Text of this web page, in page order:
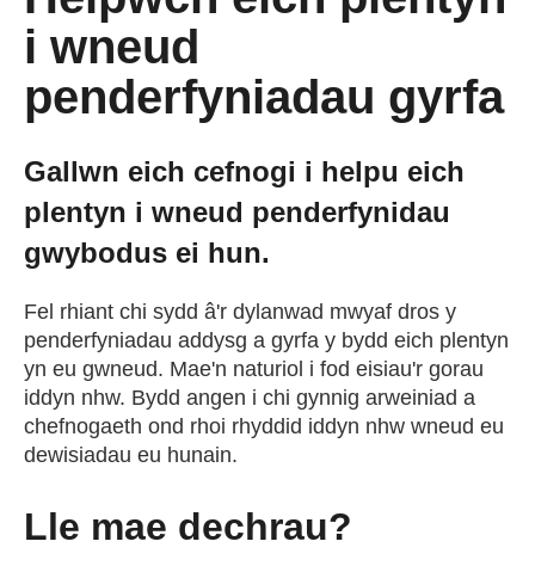
Cyrsiau a Hyfforddiant
Prentisiaethau
Newyddion
Amdanom ni
Gweithio i ni
i wneud
penderfyniadau gyrfa
Gallwn eich cefnogi i helpu eich
plentyn i wneud penderfynidau
gwybodus ei hun.
Fel rhiant chi sydd â'r dylanwad mwyaf dros y
penderfyniadau addysg a gyrfa y bydd eich plentyn
yn eu gwneud. Mae'n naturiol i fod eisiau'r gorau
iddyn nhw. Bydd angen i chi gynnig arweiniad a
chefnogaeth ond rhoi rhyddid iddyn nhw wneud eu
dewisiadau eu hunain.
Lle mae dechrau?